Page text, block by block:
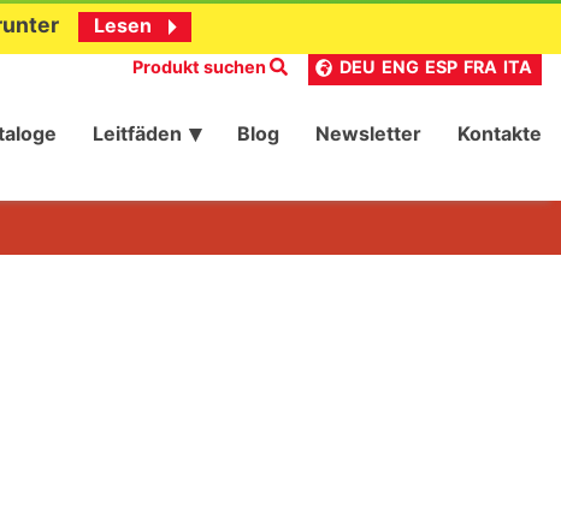
Lesen
Produkt suchen DEU ENG ESP FRA ITA
Leitfäden Blog Newsletter Kontakte